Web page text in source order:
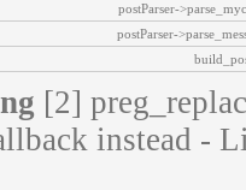
postParser-
postParser-
[2]
instead -